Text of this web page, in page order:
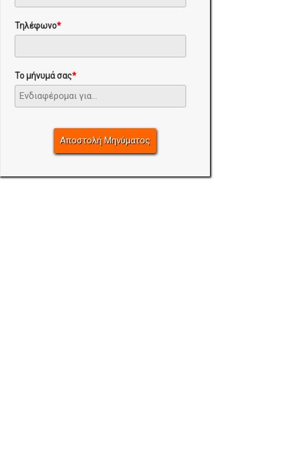
Τηλέφωνο*
Το μήνυμά σας*